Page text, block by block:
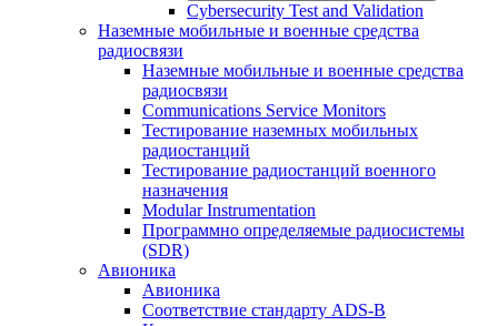
Cybersecurity Test and Validation
Наземные мобильные и военные средства
радиосвязи
Наземные мобильные и военные средства
радиосвязи
Communications Service Monitors
Тестирование наземных мобильных
радиостанций
Тестирование радиостанций военного
назначения
Modular Instrumentation
Программно определяемые радиосистемы
(SDR)
Авионика
Авионика
Соответствие стандарту ADS-B